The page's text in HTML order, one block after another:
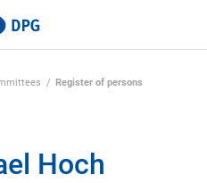
Register of persons
Hoch